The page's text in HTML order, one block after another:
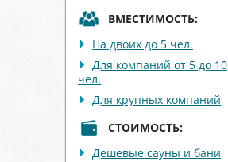
ВМЕСТИМОСТЬ:
На двоих до 5 чел.
Для компаний от 5 до 10
чел.
Для крупных компаний
СТОИМОСТЬ:
Дешевые сауны и бани